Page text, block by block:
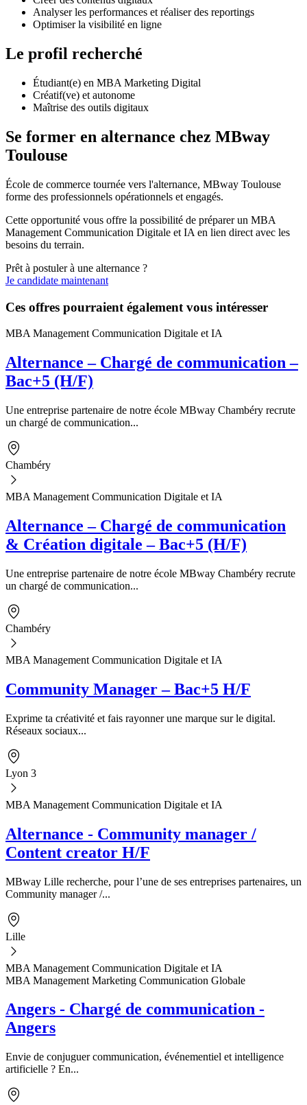
Analyser les performances et réaliser des reportings
Optimiser la visibilité en ligne
Le profil recherché
Étudiant(e) en MBA Marketing Digital
Créatif(ve) et autonome
Maîtrise des outils digitaux
Se former en alternance chez MBway
Toulouse
École de commerce tournée vers l'alternance, MBway Toulouse
forme des professionnels opérationnels et engagés.
Cette opportunité vous offre la possibilité de préparer un MBA
Management Communication Digitale et IA en lien direct avec les
besoins du terrain.
Prêt à postuler à une alternance ?
Je candidate maintenant
Ces offres pourraient également vous intéresser
MBA Management Communication Digitale et IA
Alternance – Chargé de communication –
Bac+5 (H/F)
Une entreprise partenaire de notre école MBway Chambéry recrute
un chargé de communication...
Chambéry
MBA Management Communication Digitale et IA
Alternance – Chargé de communication
& Création digitale – Bac+5 (H/F)
Une entreprise partenaire de notre école MBway Chambéry recrute
un chargé de communication...
Chambéry
MBA Management Communication Digitale et IA
Community Manager – Bac+5 H/F
Exprime ta créativité et fais rayonner une marque sur le digital.
Réseaux sociaux...
Lyon 3
MBA Management Communication Digitale et IA
Alternance - Community manager /
Content creator H/F
MBway Lille recherche, pour l’une de ses entreprises partenaires, un
Community manager /...
Lille
MBA Management Communication Digitale et IA
MBA Management Marketing Communication Globale
Angers - Chargé de communication -
Angers
Envie de conjuguer communication, événementiel et intelligence
artificielle ? En...